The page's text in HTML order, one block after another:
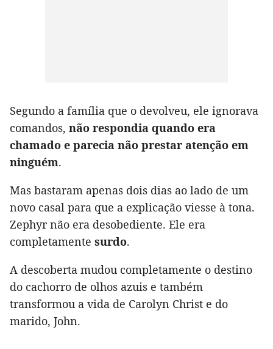
Segundo a família que o devolveu, ele ignorava
comandos, não respondia quando era
chamado e parecia não prestar atenção em
ninguém.
Mas bastaram apenas dois dias ao lado de um
novo casal para que a explicação viesse à tona.
Zephyr não era desobediente. Ele era
completamente surdo.
A descoberta mudou completamente o destino
do cachorro de olhos azuis e também
transformou a vida de Carolyn Christ e do
marido, John.